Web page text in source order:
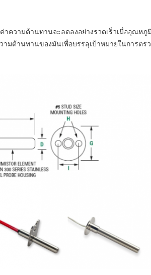
าความต้านทานจะลดลงอย่างรวดเร็วเมื่ออุณห
มต้านทานของมันเพื่อบรรลุเป้าหมายในการตร